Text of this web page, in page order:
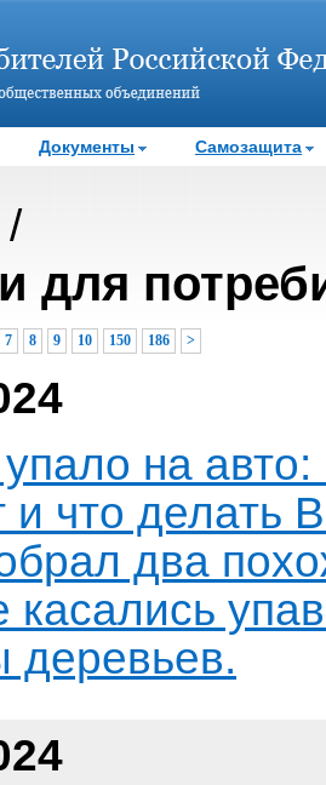
Документы Самозащита
/
для
7 8 9 10 150 186 >
на авто:
и что делать
два
касались